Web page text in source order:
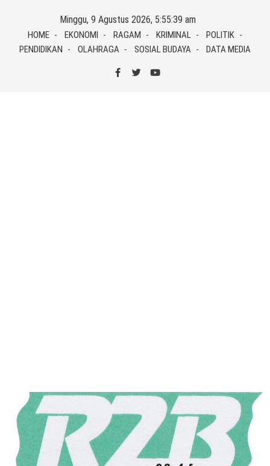
content
Minggu, 9 Agustus 2026, 5:55:40 am
HOME EKONOMI RAGAM KRIMINAL
POLITIK
PENDIDIKAN
OLAHRAGA SOSIAL BUDAYA DATA MEDIA